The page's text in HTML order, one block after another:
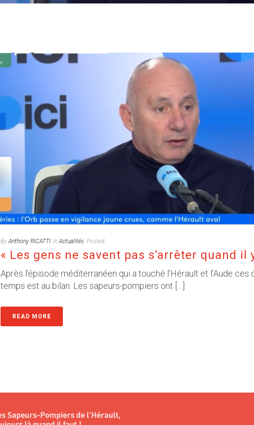
By Anthony RICATTI In Actualités Posted
« Les gens ne savent pas s’arrêter quand il
Après l’épisode méditerranéen qui a touché l’Hérault et l’Aude ces
temps est au bilan. Les sapeurs-pompiers ont […]
READ MORE